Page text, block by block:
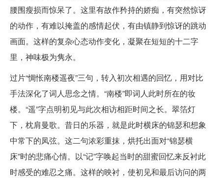
腰围瘦损而惊呆了。这里有故作矜持的娇痴，有突然惊讶
的动作，有难以掩盖的感情起伏，有由镇静到惊讶的跳动
画面。这样的复杂心态动作变化，凝聚在短短的十二字
里，神味极为隽永。
过片“惆怅南楼遥夜”三句，转入初次相遇的回忆，用对比
手法深化了词人思念之情。“南楼”即词人此时所在的妆
楼。“遥”字点明初见与此次相访相距时间之长。翠箔灯
下，枕肩曼歌。昔日的乐器，就是此时横床的锦瑟和想象
中常下的凤弦。这二句浓彩重抹，烘托出面对“锦瑟横
床”时的悲痛心情。以“记”字唤起当时的甜蜜回忆来反衬此
时感受的难忍之痛。这样的映衬，使初见和最后访问的两